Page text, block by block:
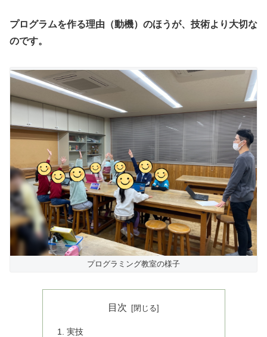
プログラムを作る理由（動機）のほうが、技術より大切な
のです。
プログラミング教室の様子
目次
実技